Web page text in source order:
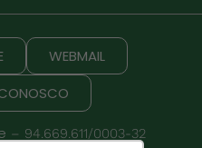
WEBMAIL
– 94.669.611/0003-32